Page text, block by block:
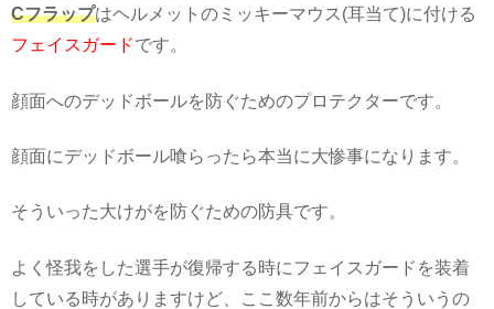
Cフラップはヘルメットのミッキーマウス(耳当て)に付ける
フェイスガードです。
顔面へのデッドボールを防ぐためのプロテクターです。
顔面にデッドボール喰らったら本当に大惨事になります。
そういった大けがを防ぐための防具です。
よく怪我をした選手が復帰する時にフェイスガードを装着
している時がありますけど、ここ数年前からはそういうの